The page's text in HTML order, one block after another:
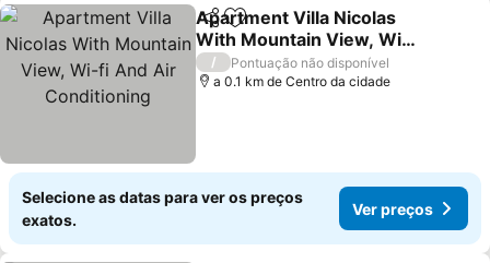
PartilharAdicionar aos favoritos
Apartment Villa Nicolas
With Mountain View, Wi-
fi And Air Conditioning
/
Pontuação não disponível
a 0.1 km de Centro da cidade
Selecione as datas para ver os preços
exatos.
Ver preços